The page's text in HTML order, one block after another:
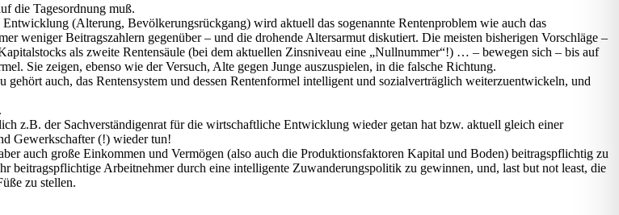
die Tagesordnung muß.
(Alterung, Bevölkerungsrückgang) wird aktuell das sogenannte Rentenproblem wie auch das
weniger Beitragszahlern gegenüber – und die drohende Altersarmut diskutiert. Die meisten bisherigen Vorschläge –
als zweite Rentensäule (bei dem aktuellen Zinsniveau eine „Nullnummer“!) … – bewegen sich – bis auf
Sie zeigen, ebenso wie der Versuch, Alte gegen Junge auszuspielen, in die falsche Richtung.
auch, das Rentensystem und dessen Rentenformel intelligent und sozialverträglich weiterzuentwickeln, und
z.B. der Sachverständigenrat für die wirtschaftliche Entwicklung wieder getan hat bzw. aktuell gleich einer
Gewerkschafter (!) wieder tun!
auch große Einkommen und Vermögen (also auch die Produktionsfaktoren Kapital und Boden) beitragspflichtig zu
beitragspflichtige Arbeitnehmer durch eine intelligente Zuwanderungspolitik zu gewinnen, und, last but not least, die
zu stellen.